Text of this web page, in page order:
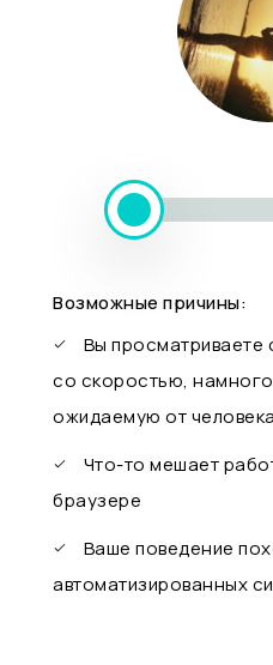
Возможные причины:
Вы просматриваете
со скоростью,
ожидаемую от человека
Что-то мешает
браузере
Ваше поведение
автоматизированных